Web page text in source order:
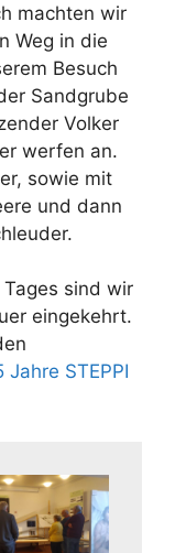
machten wir
Weg in die
Besuch
Sandgrube
Volker
werfen an.
sowie mit
und dann
sind wir
eingekehrt.
Jahre STEPPI